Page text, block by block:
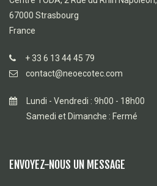
67000 Strasbourg
France
+ 33 6 13 44 45 79
contact@neoecotec.com
Lundi - Vendredi : 9h00 - 18h00
Samedi et Dimanche : Fermé
ENVOYEZ-NOUS UN MESSAGE